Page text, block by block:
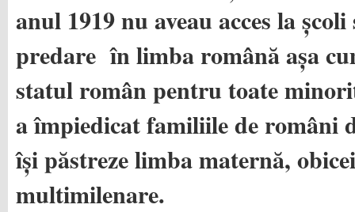
anul 1919 nu aveau acces la școli
predare în limba română așa
statul român pentru toate
a împiedicat familiile de români
își păstreze limba maternă,
multimilenare.